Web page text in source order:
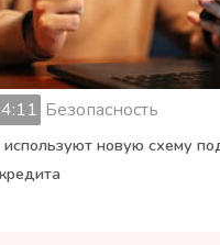
Безопасность
новую схему